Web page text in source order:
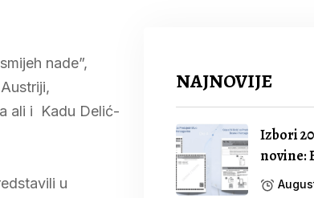
nade”,
ali i Kadu Delić-
u
NAJNOVIJE
Izbori
novine: